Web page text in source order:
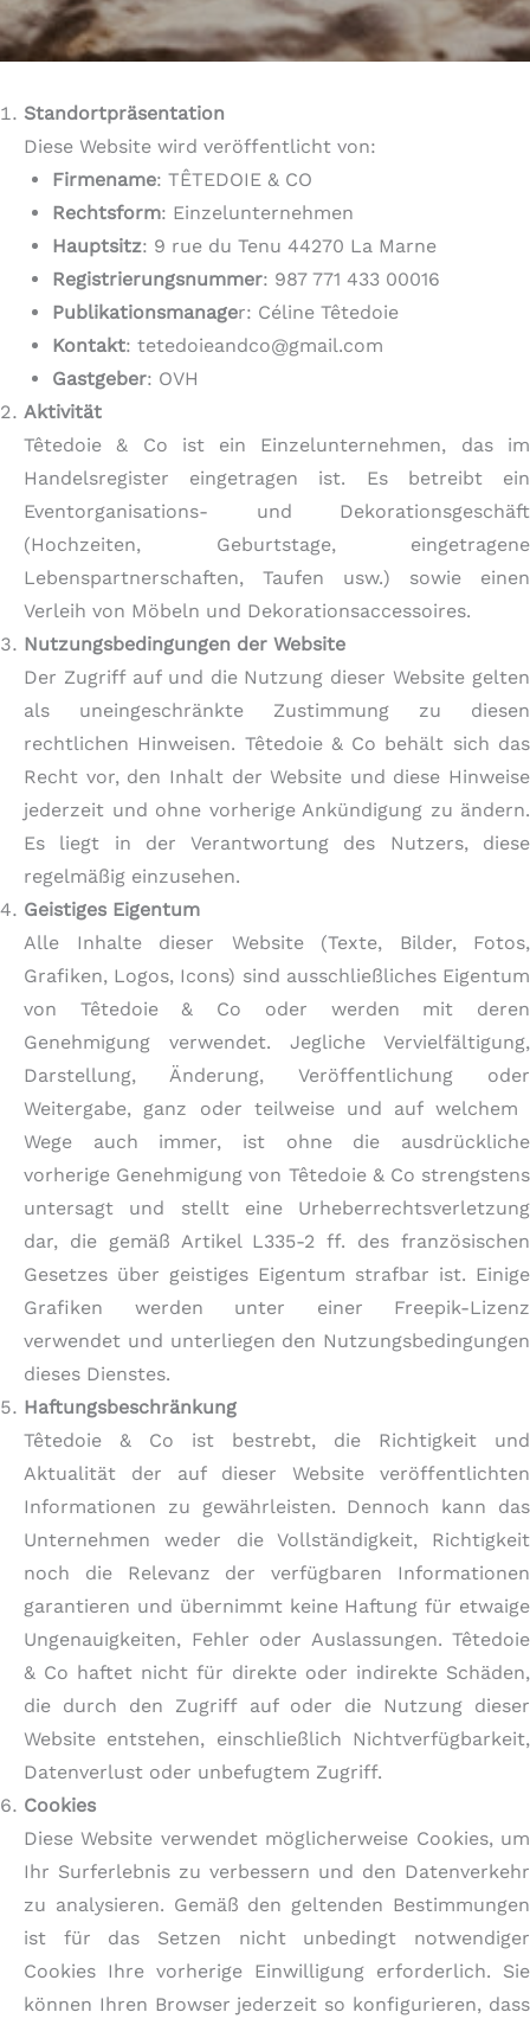
Standortpräsentation
Diese Website wird veröffentlicht von:
Firmename: TÊTEDOIE & CO
Rechtsform: Einzelunternehmen
Hauptsitz: 9 rue du Tenu 44270 La Marne
Registrierungsnummer: 987 771 433 00016
Publikationsmanager: Céline Têtedoie
Kontakt: tetedoieandco@gmail.com
Gastgeber: OVH
Aktivität
Têtedoie & Co ist ein Einzelunternehmen, das im
Handelsregister eingetragen ist. Es betreibt ein
Eventorganisations- und Dekorationsgeschäft
(Hochzeiten, Geburtstage, eingetragene
Lebenspartnerschaften, Taufen usw.) sowie einen
Verleih von Möbeln und Dekorationsaccessoires.
Nutzungsbedingungen der Website
Der Zugriff auf und die Nutzung dieser Website gelten
als uneingeschränkte Zustimmung zu diesen
rechtlichen Hinweisen. Têtedoie & Co behält sich das
Recht vor, den Inhalt der Website und diese Hinweise
jederzeit und ohne vorherige Ankündigung zu ändern.
Es liegt in der Verantwortung des Nutzers, diese
regelmäßig einzusehen.
Geistiges Eigentum
Alle Inhalte dieser Website (Texte, Bilder, Fotos,
Grafiken, Logos, Icons) sind ausschließliches Eigentum
von Têtedoie & Co oder werden mit deren
Genehmigung verwendet. Jegliche Vervielfältigung,
Darstellung, Änderung, Veröffentlichung oder
Weitergabe, ganz oder teilweise und auf welchem ​​
Wege auch immer, ist ohne die ausdrückliche
vorherige Genehmigung von Têtedoie & Co strengstens
untersagt und stellt eine Urheberrechtsverletzung
dar, die gemäß Artikel L335-2 ff. des französischen
Gesetzes über geistiges Eigentum strafbar ist. Einige
Grafiken werden unter einer Freepik-Lizenz
verwendet und unterliegen den Nutzungsbedingungen
dieses Dienstes.
Haftungsbeschränkung
Têtedoie & Co ist bestrebt, die Richtigkeit und
Aktualität der auf dieser Website veröffentlichten
Informationen zu gewährleisten. Dennoch kann das
Unternehmen weder die Vollständigkeit, Richtigkeit
noch die Relevanz der verfügbaren Informationen
garantieren und übernimmt keine Haftung für etwaige
Ungenauigkeiten, Fehler oder Auslassungen. Têtedoie
& Co haftet nicht für direkte oder indirekte Schäden,
die durch den Zugriff auf oder die Nutzung dieser
Website entstehen, einschließlich Nichtverfügbarkeit,
Datenverlust oder unbefugtem Zugriff.
Cookies
Diese Website verwendet möglicherweise Cookies, um
Ihr Surferlebnis zu verbessern und den Datenverkehr
zu analysieren. Gemäß den geltenden Bestimmungen
ist für das Setzen nicht unbedingt notwendiger
Cookies Ihre vorherige Einwilligung erforderlich. Sie
können Ihren Browser jederzeit so konfigurieren, dass